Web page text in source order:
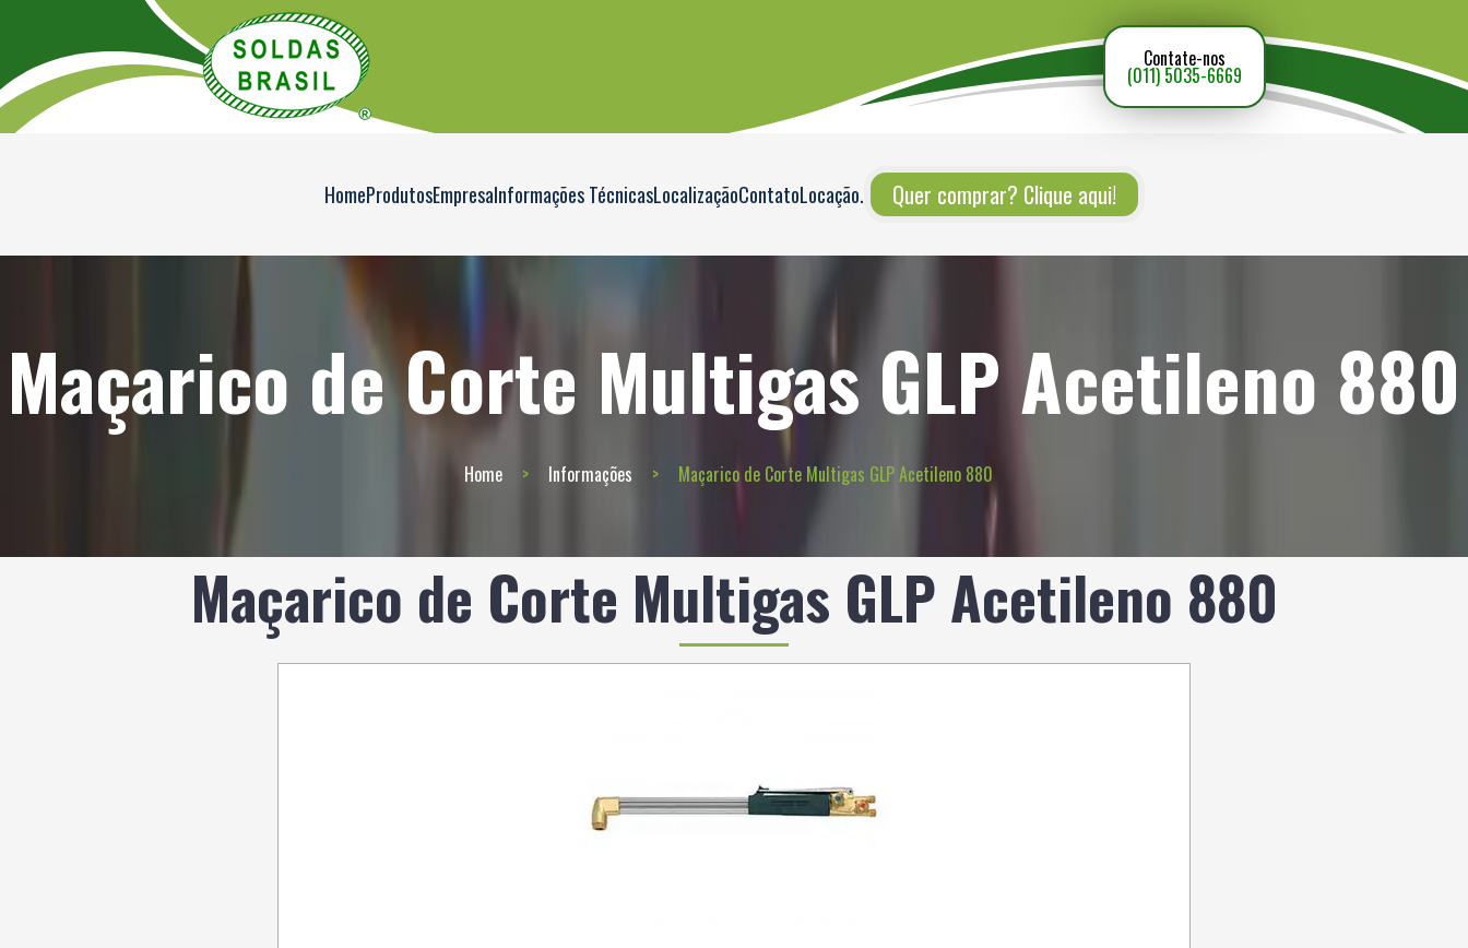
Contate-nos
(011) 5035-6669
HomeProdutosEmpresaInformações TécnicasLocalizaçãoContatoLocação. Quer comprar? Clique aqui!
Maçarico de Corte Multigas GLP Acetileno 880
Home Informações Maçarico de Corte Multigas GLP Acetileno 880
Maçarico de Corte Multigas GLP Acetileno 880